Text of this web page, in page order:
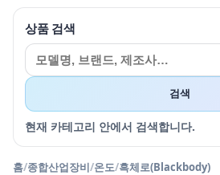
상품 검색
검색
현재 카테고리 안에서 검색합니다.
홈/종합산업장비/온도/흑체로(Blackbody)